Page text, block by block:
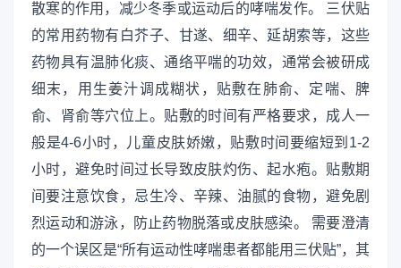
散寒的作用，减少冬季或运动后的哮喘发作。 三伏贴
的常用药物有白芥子、甘遂、细辛、延胡索等，这些
药物具有温肺化痰、通络平喘的功效，通常会被研成
细末，用生姜汁调成糊状，贴敷在肺俞、定喘、脾
俞、肾俞等穴位上。贴敷的时间有严格要求，成人一
般是4-6小时，儿童皮肤娇嫩，贴敷时间要缩短到1-2
小时，避免时间过长导致皮肤灼伤、起水疱。贴敷期
间要注意饮食，忌生冷、辛辣、油腻的食物，避免剧
烈运动和游泳，防止药物脱落或皮肤感染。 需要澄清
的一个误区是“所有运动性哮喘患者都能用三伏贴”，其